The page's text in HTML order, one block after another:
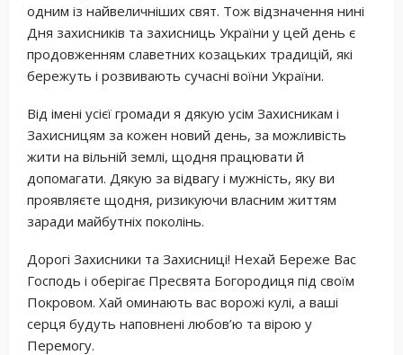
одним із найвеличніших свят. Тож відзначення нині
Дня захисників та захисниць України у цей день є
продовженням славетних козацьких традицій, які
бережуть і розвивають сучасні воїни України.
Від імені усієї громади я дякую усім Захисникам і
Захисницям за кожен новий день, за можливість
жити на вільній землі, щодня працювати й
допомагати. Дякую за відвагу і мужність, яку ви
проявляєте щодня, ризикуючи власним життям
заради майбутніх поколінь.
Дорогі Захисники та Захисниці! Нехай Береже Вас
Господь і оберігає Пресвята Богородиця під своїм
Покровом. Хай оминають вас ворожі кулі, а ваші
серця будуть наповнені любов’ю та вірою у
Перемогу.